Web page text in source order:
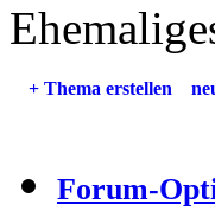
+ Thema erstellen
Forum-